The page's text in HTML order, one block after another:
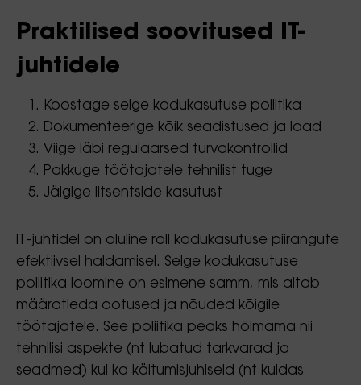
Praktilised soovitused IT-
juhtidele
Koostage selge kodukasutuse poliitika
Dokumenteerige kõik seadistused ja load
Viige läbi regulaarsed turvakontrollid
Pakkuge töötajatele tehnilist tuge
Jälgige litsentside kasutust
IT-juhtidel on oluline roll kodukasutuse piirangute
efektiivsel haldamisel. Selge kodukasutuse
poliitika loomine on esimene samm, mis aitab
määratleda ootused ja nõuded kõigile
töötajatele. See poliitika peaks hõlmama nii
tehnilisi aspekte (nt lubatud tarkvarad ja
seadmed) kui ka käitumisjuhiseid (nt kuidas